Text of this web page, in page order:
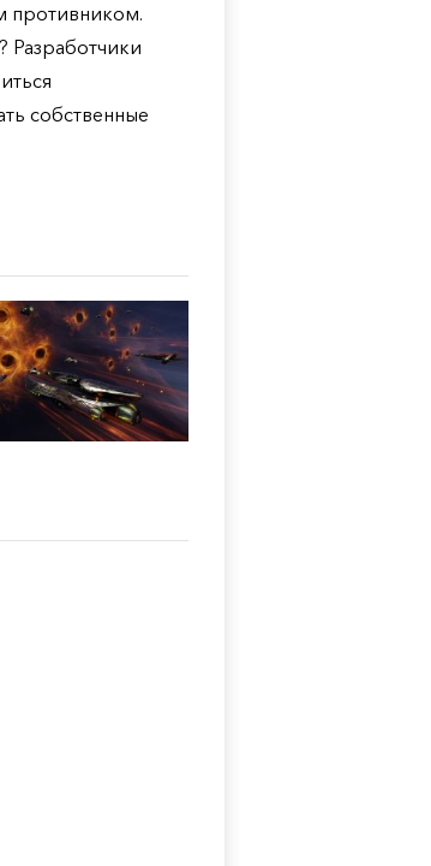
противником.
Разработчики
собственные